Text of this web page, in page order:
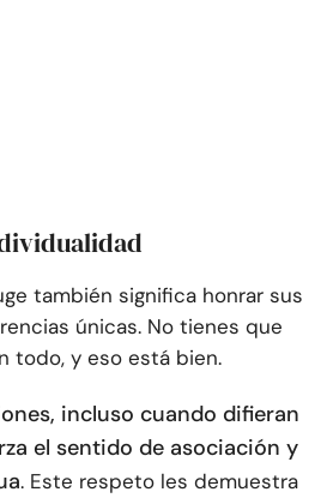
también significa honrar sus
únicas. No tienes que
todo, y eso está bien.
incluso cuando difieran
el sentido de asociación y
. Este respeto les demuestra